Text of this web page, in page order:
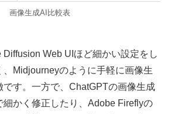
画像生成AI比較表
Diffusion Web UIほど細かい設定をし
、Midjourneyのように手軽に画像生
です。一方で、ChatGPTの画像生成
細かく修正したり、Adobe Fireflyの